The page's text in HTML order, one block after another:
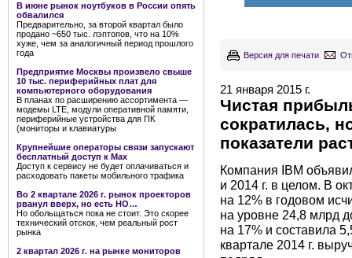
В июне рынок ноутбуков в России опять
обвалился
Предварительно, за второй квартал было
продано ~650 тыс. лэптопов, что на 10%
хуже, чем за аналогичный период прошлого
года
Предприятие Москвы произвело свыше
10 тыс. периферийных плат для
компьютерного оборудования
В планах по расширению ассортимента —
модемы LTE, модули оперативной памяти,
периферийные устройства для ПК
(мониторы и клавиатуры
Крупнейшие операторы связи запускают
бесплатный доступ к Мах
Доступ к сервису не будет оплачиваться и
расходовать пакеты мобильного трафика
Во 2 квартале 2026 г. рынок проекторов
рванул вверх, но есть НО…
Но обольщаться пока не стоит. Это скорее
технический отскок, чем реальный рост
рынка
2 квартал 2026 г. на рынке мониторов
Версия для печати
21 января 2015 г.
Чистая
сократилась,
показатели
Компания IBM
и 2014 г. в целом. В
на 12% в годовом
на уровне 24,8 млрд
на 17% и составила
квартале 2014 г.